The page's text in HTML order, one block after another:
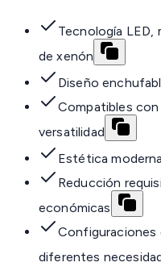
Tecnología LED,
de xenón
Diseño
Compatibles
versatilidad
Estética
Reducción
económicas
Configuraciones
diferentes